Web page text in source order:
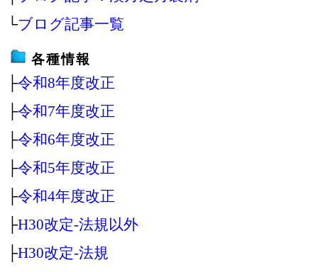
└ブログ記事一覧
各種情報
├令和8年度改正
├令和7年度改正
├令和6年度改正
├令和5年度改正
├令和4年度改正
├H30改定‐法規以外
├H30改定‐法規